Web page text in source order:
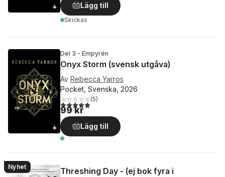
Lägg till
Skickas
Del 3 - Empyrén
Onyx Storm (svensk utgåva)
Av Rebecca Yarros
Pocket, Svenska, 2026
5,0utav 5 stjärnor. Totalt antal röster:
(5)
99 kr
Lägg till
Nyhet
Threshing Day - (ej bok fyra i